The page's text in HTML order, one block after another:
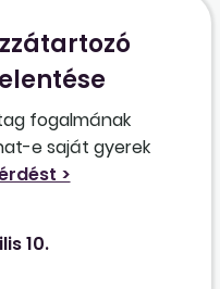
munkavégzés?
fogalmának
e saját gyerek
10.